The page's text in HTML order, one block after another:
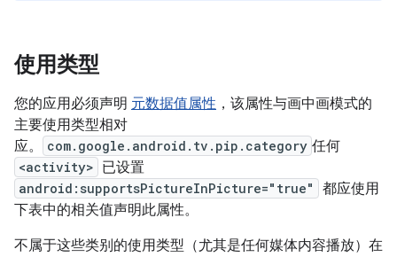
使用类型
您的应用必须声明 元数据值属性 ，该属性与画中画模式的
主要使用类型相对
应。
com.google.android.tv.pip.category 任何
<activity> 已设置
android:supportsPictureInPicture="true"
都应使用
下表中的相关值声明此属性。
不属于这些类别的使用类型（尤其是任何媒体内容播放）在